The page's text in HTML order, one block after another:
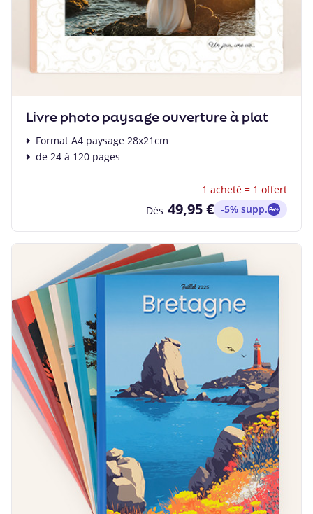
Livre photo paysage ouverture à plat
Format A4 paysage 28x21cm
de 24 à 120 pages
1 acheté = 1 offert
Dès 49,95 € -5% supp.